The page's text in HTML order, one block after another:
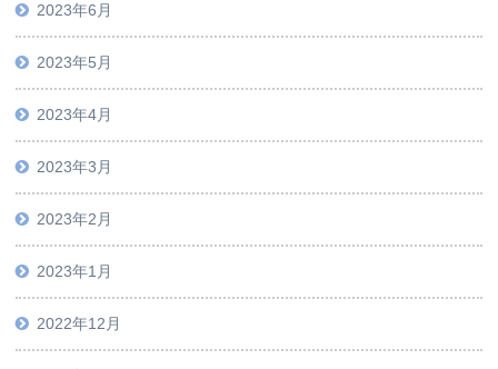
2023年6月
2023年5月
2023年4月
2023年3月
2023年2月
2023年1月
2022年12月